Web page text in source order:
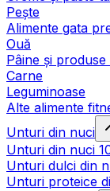
Pește
Alimente gata
Ouă
Pâine și
Carne
Leguminoase
Alte alimente
Unturi din nuci
Unturi din nuci
Unturi dulci din
Unturi proteice